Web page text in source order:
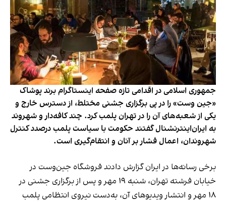
جمهوری اسلامی در اقدامی تازه صفحه اینستاگرام برند پوشاک
«جین وست» را در پی برگزاری جشنی مختلط، از دسترس خارج و
یکی از شعبه‌های آن را در تهران پلمب کرد. چند کافه‌‌دار و شهروند
به ایران‌اینترنشنال گفتند حکومت با سیاست پلمب درصدد کنترل
شهروندان، اعمال فشار بر آنان و انتقام‌گیری است.
برخی رسانه‌ها در ایران گزارش دادند فروشگاه جین‌وست در
خیابان فرشته تهران، شنبه ۱۹ مهر و پس از برگزاری جشنی در
۱۸ مهر و انتشار ویدیوهای آن، به‌دست نیروی انتظامی پلمب